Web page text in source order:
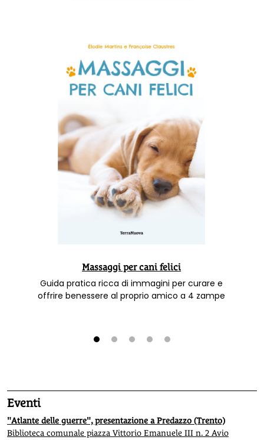
Massaggi per cani felici
Guida pratica ricca di immagini per curare e
offrire benessere al proprio amico a 4 zampe
Eventi
"Atlante delle guerre", presentazione a Predazzo (Trento)
Biblioteca comunale piazza Vittorio Emanuele III n. 2 Avio